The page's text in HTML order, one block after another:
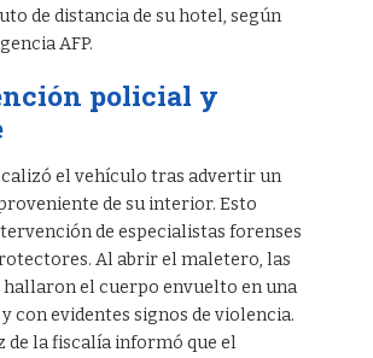
de distancia de su hotel, según
AFP.
policial y
el vehículo tras advertir un
de su interior. Esto
de especialistas forenses
Al abrir el maletero, las
hallaron el cuerpo envuelto en una
con evidentes signos de violencia.
de la fiscalía informó que el